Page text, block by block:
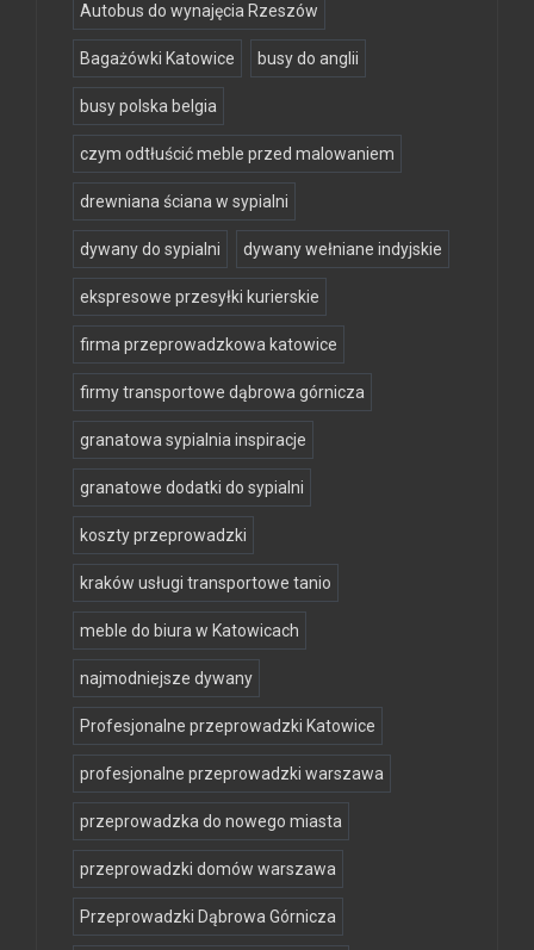
Autobus do wynajęcia Rzeszów
Bagażówki Katowice busy do anglii
busy polska belgia
czym odtłuścić meble przed malowaniem
drewniana ściana w sypialni
dywany do sypialni dywany wełniane indyjskie
ekspresowe przesyłki kurierskie
firma przeprowadzkowa katowice
firmy transportowe dąbrowa górnicza
granatowa sypialnia inspiracje
granatowe dodatki do sypialni
koszty przeprowadzki
kraków usługi transportowe tanio
meble do biura w Katowicach
najmodniejsze dywany
Profesjonalne przeprowadzki Katowice
profesjonalne przeprowadzki warszawa
przeprowadzka do nowego miasta
przeprowadzki domów warszawa
Przeprowadzki Dąbrowa Górnicza